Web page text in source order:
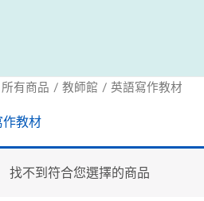
所有商品 / 教師館 / 英語寫作教材
作教材
找不到符合您選擇的商品